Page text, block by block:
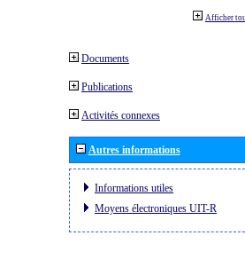
Afficher
Documents
Publications
Activités connexes
Autres informations
Informations utiles
Moyens électroniques UIT-R